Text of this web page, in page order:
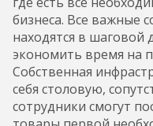
бизнеса. Все важные
находятся в шаговой
экономить время на
Собственная
себя столовую,
сотрудники смогут